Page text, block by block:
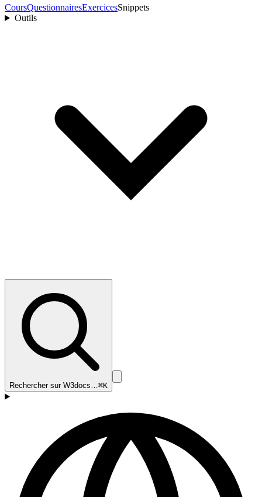
CoursQuestionnairesExercicesSnippets
Outils
Rechercher sur W3docs…⌘K